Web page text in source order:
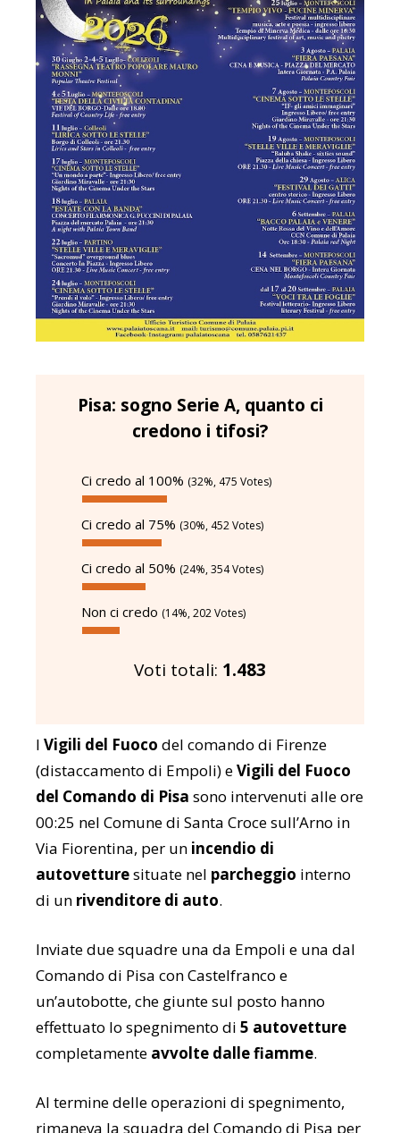
Pisa: sogno Serie A, quanto ci
credono i tifosi?
Ci credo al 100% (32%, 475 Votes)
Ci credo al 75% (30%, 452 Votes)
Ci credo al 50% (24%, 354 Votes)
Non ci credo (14%, 202 Votes)
Voti totali: 1.483
I Vigili del Fuoco del comando di Firenze
(distaccamento di Empoli) eVigili del Fuoco
del Comando di Pisa sono intervenuti alle ore
00:25 nel Comune di Santa Croce sull’Arno in
Via Fiorentina, per un incendio di
autovetturesituate nel parcheggio interno
di un rivenditore di auto.
Inviate due squadre una da Empoli e una dal
Comando di Pisa con Castelfranco e
un’autobotte, che giunte sul posto hanno
effettuato lo spegnimento di 5 autovetture
completamente avvolte dalle fiamme.
Al termine delle operazioni di spegnimento,
rimaneva la squadra del Comando di Pisa per